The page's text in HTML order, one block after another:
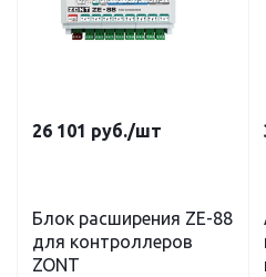
26 101 руб./шт
Блок расширения ZE-88
для контроллеров
ZONT